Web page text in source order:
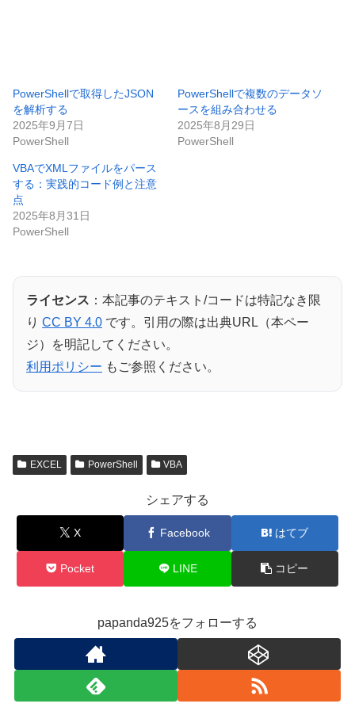
PowerShellで取得したJSON
を解析する
2025年9月7日
PowerShell
PowerShellで複数のデータソ
ースを組み合わせる
2025年8月29日
PowerShell
VBAでXMLファイルをパース
する：実践的コード例と注意
点
2025年8月31日
PowerShell
ライセンス ：本記事のテキスト/コードは特記なき限
り CC BY 4.0 です。引用の際は出典URL（本ペー
ジ）を明記してください。
利用ポリシー もご参照ください。
EXCEL PowerShell VBA
シェアする
X Facebook はてブ
Pocket LINE コピー
papanda925をフォローする